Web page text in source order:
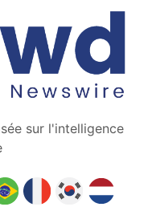
sur l'intelligence